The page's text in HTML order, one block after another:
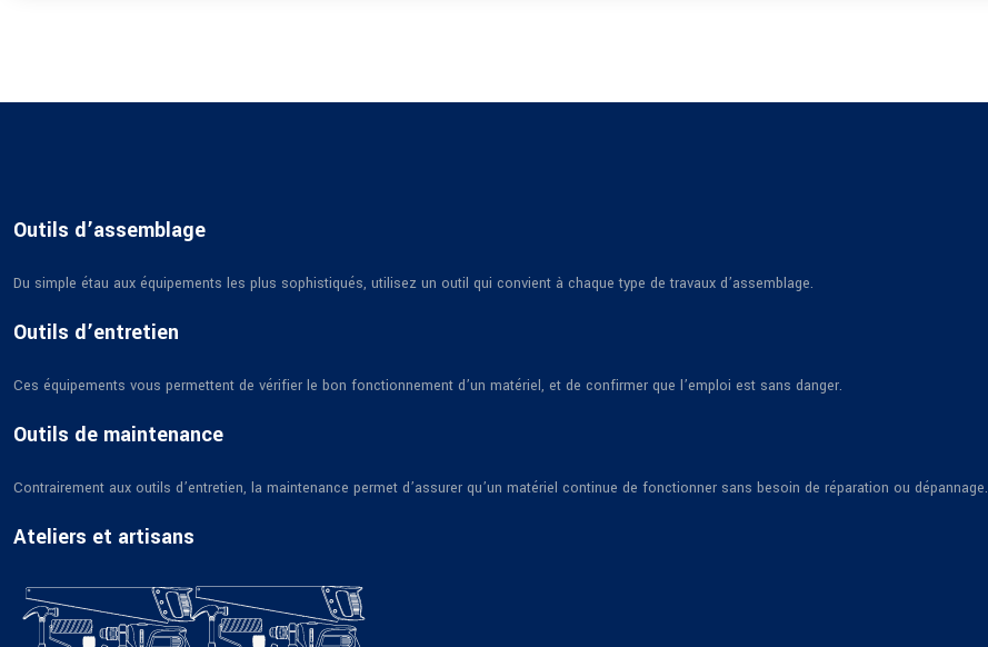
Outils d’assemblage
Du simple étau aux équipements les plus sophistiqués, utilisez un outil qui convient à chaque type de travaux d’assemblage.
Outils d’entretien
Ces équipements vous permettent de vérifier le bon fonctionnement d’un matériel, et de confirmer que l’emploi est sans danger.
Outils de maintenance
Contrairement aux outils d’entretien, la maintenance permet d’assurer qu’un matériel continue de fonctionner sans besoin de réparation ou dépannage.
Ateliers et artisans